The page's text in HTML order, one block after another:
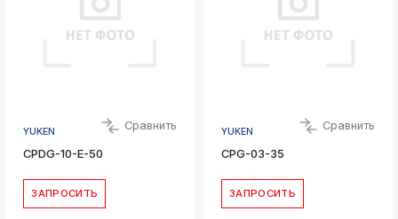
YUKEN Сравнить
CPDG-10-E-50
ЗАПРОСИТЬ
YUKEN Сравнить
CPG-03-35
ЗАПРОСИТЬ